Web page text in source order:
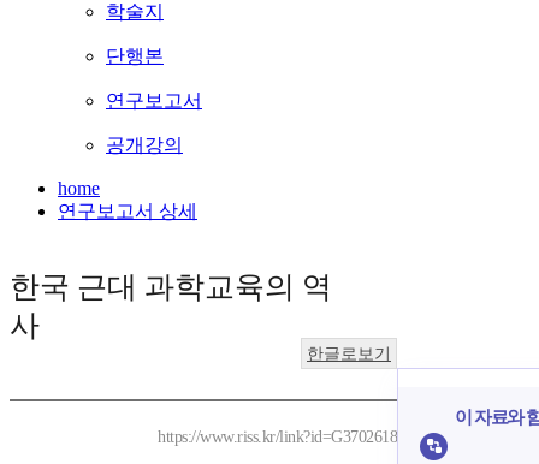
학술지
단행본
연구보고서
공개강의
home
연구보고서 상세
한국 근대 과학교육의 역
사
한글로보기
https://www.riss.kr/link?id=G3702618
이 자료와